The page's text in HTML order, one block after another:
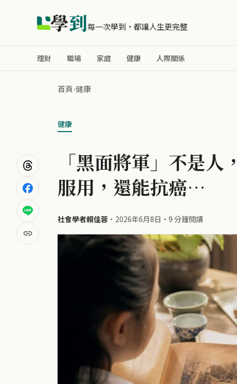
學到每一次學到，都讓人生更完整
理財 職場 家庭 健康 人際關係
首頁›健康
健康
「黑面將軍」不是
服用，還能抗癌…
社會學者賴佳蓉 ・ 2026年6月8日 ・ 9 分鐘閱讀